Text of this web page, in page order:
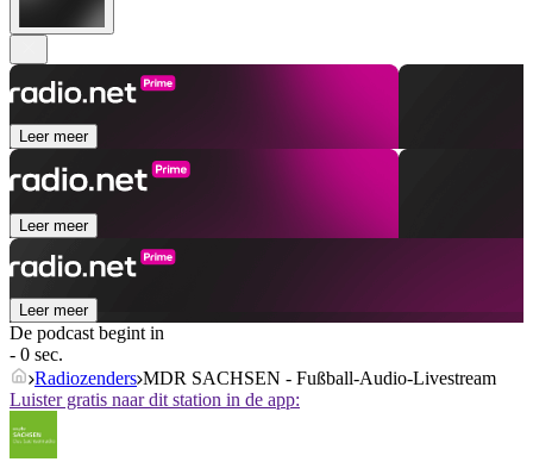
Leer meer
Leer meer
Leer meer
De podcast begint in
- 0 sec.
Radiozenders MDR SACHSEN - Fußball-Audio-Livestream
Luister gratis naar dit station in de app: